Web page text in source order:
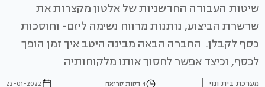
שיטות העבודה החדשניות של אלטון מקצרות את
שרשרת הביצוע, נותנות מרווח נשימה ליזם- וחוסכות
כסף לקבלן. החברה הבאה מבינה היטב איך זמן הופך
לכסף, וכיצד אפשר לחסוך אותו מלקוחותיה
מערכת בית ונוי 4 דקות קריאה 22-01-2022